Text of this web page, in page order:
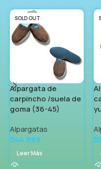
SOLD OUT
Alpargata de
carpincho /suela de
goma (36-45)
Alpargatas
$44.999
Leer Más
$